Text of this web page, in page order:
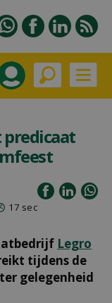
17 sec
Legro
tijdens de
gelegenheid